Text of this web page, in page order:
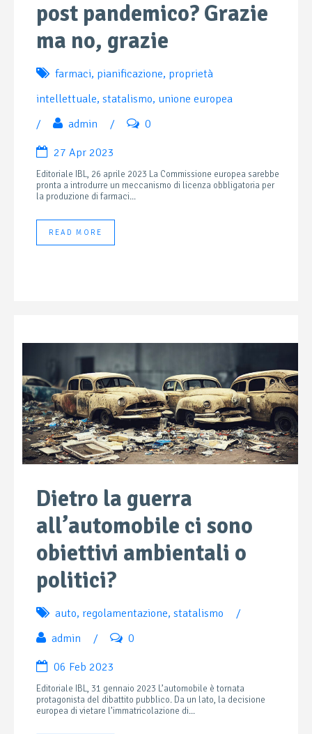
post pandemico? Grazie
ma no, grazie
farmaci, pianificazione, proprietà
intellettuale, statalismo, unione europea
/
admin / 0
27 Apr 2023
Editoriale IBL, 26 aprile 2023 La Commissione europea sarebbe
pronta a introdurre un meccanismo di licenza obbligatoria per
la produzione di farmaci...
READ MORE
Dietro la guerra
all’automobile ci sono
obiettivi ambientali o
politici?
auto, regolamentazione, statalismo
/
admin
/ 0
06 Feb 2023
Editoriale IBL, 31 gennaio 2023 L’automobile è tornata
protagonista del dibattito pubblico. Da un lato, la decisione
europea di vietare l’immatricolazione di...